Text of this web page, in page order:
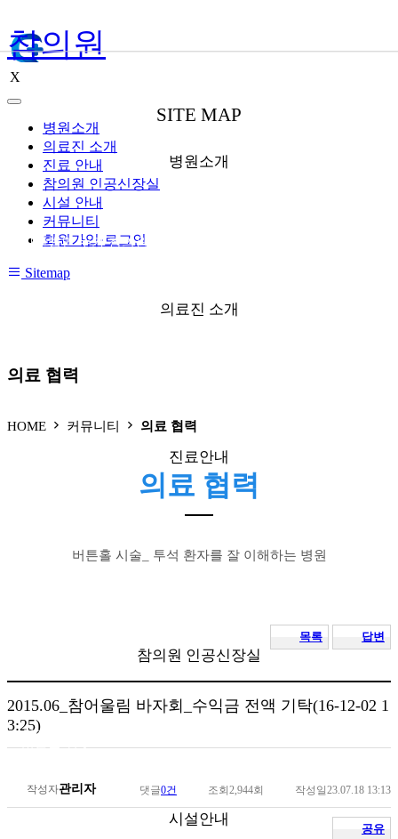
참의원
병원소개
의료진 소개
진료 안내
참의원 인공신장실
시설 안내
커뮤니티
회원가입·로그인
Sitemap
X
SITE MAP
병원소개
● 사단법인 누가 참의원
의료진 소개
진료안내
참의원 인공신장실
● 혈액투석
● 버튼홀 시술
시설안내
의료 협력
HOME 커뮤니티 의료 협력
의료 협력
버튼홀 시술_ 투석 환자를 잘 이해하는 병원
목록 답변
2015.06_참어울림 바자회_수익금 전액 기탁(16-12-02 1
3:25)
작성자관리자 댓글0건 조회 2,944회 작성일 23.07.18 13:13
공유